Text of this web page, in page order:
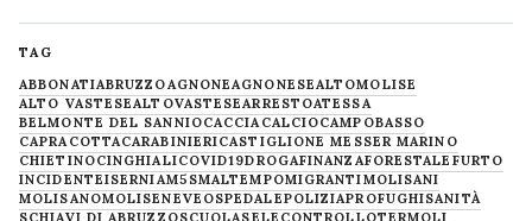
TAG
ABBONATIABRUZZOAGNONEAGNONESEALTOMOLISE
ALTO VASTESEALTOVASTESEARRESTOATESSA
BELMONTE DEL SANNIOCACCIACALCIOCAMPOBASSO
CAPRACOTTACARABINIERICASTIGLIONE MESSER MARINO
CHIETINOCINGHIALICOVID19DROGAFINANZAFORESTALE FURTO
INCIDENTEISERNIAM5SMALTEMPOMIGRANTIMOLISANI
MOLISANOMOLISENEVE OSPEDALEPOLIZIAPROFUGHISANITÀ
SCHIAVI DI ABRUZZOSCUOLASELECONTROLLOTERMOLI